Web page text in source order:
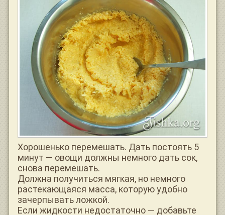
Хорошенько перемешать. Дать постоять 5
минут — овощи должны немного дать сок,
снова перемешать.
Должна получиться мягкая, но немного
растекающаяся масса, которую удобно
зачерпывать ложкой.
Если жидкости недостаточно — добавьте